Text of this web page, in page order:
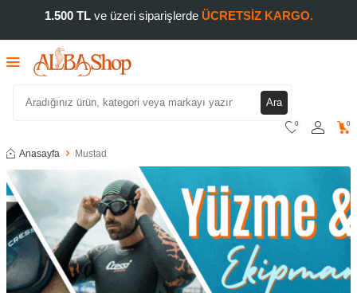
1.500 TLve üzeri siparişlerde ÜCRETSİZ KARGO.
Ara
0 0
Anasayfa Mustad